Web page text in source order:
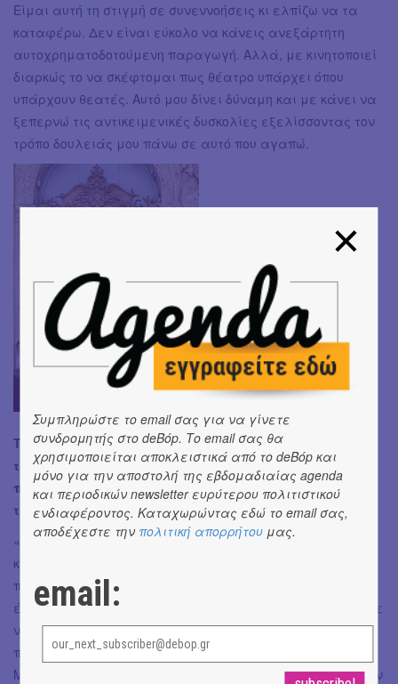
Είμαι αυτή τη στιγμή σε συνεννοήσεις κι ελπίζω να τα
καταφέρω. Δεν είναι εύκολο να κάνεις ανεξάρτητη
αυτοχρηματοδοτούμενη παραγωγή. Αλλά, με κινητοποιεί
διαρκώς το να σκέφτομαι πως θέατρο υπάρχει όπου
υπάρχουν θεατές. Αυτό μου δίνει δύναμη και με κάνει να
ξεπερνώ τις αντικειμενικές δυσκολίες εξελίσσοντας τον
τρόπο δουλειάς μου πάνω σε αυτό που αγαπώ.
Τελικά είναι εγκλεισμός για έναν άνθρωπο που
ταξιδεύει μόνιμα πάνω σε ένα πλοίο και κάνει αυτό
που αγαπάει: να παίζει μουσική; Πώς ερμηνεύεις εσύ
την προσωπική επιλογή αυτού του ανθρώπου;
«Μετά από 32 ολόκληρα χρόνια στη θάλασσα θα
κατέβαινα στη στεριά. Για να δω τη θάλασσα.» O Baricco
πολύ έξυπνα μπερδεύει τις σταθερές που νομίζουμε πως
έχουμε. Για μένα προσωπικά αυτός ο άνθρωπος φοβήθηκε
να κατέβει. Όμως, καθώς έμεινε στο δικό του καράβι για
πάντα βρήκε το δικό του δρόμο προς τη δική του ευτυχία.
Μέσα από τη μουσική. Ίσως εάν είχε τους γονείς του ή εάν
Συμπληρώστε το email σας για να γίνετε
συνδρομητής στο deBόp. Το email σας θα
χρησιμοποιείται αποκλειστικά από το deBόp και
μόνο για την αποστολή της εβδομαδιαίας agenda
και περιοδικών newsletter ευρύτερου πολιτιστικού
ενδιαφέροντος. Καταχωρώντας εδώ το email σας,
αποδέχεστε την πολιτική απορρήτου μας.
email: